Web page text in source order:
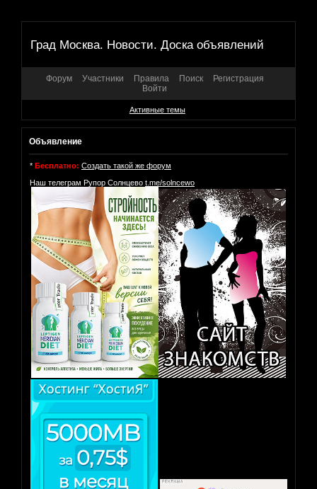
Град Москва. Новости. Доска объявлений
Форум Участники Правила Поиск
Регистрация
Войти
Активные темы
Объявление
* Бесплатно: Создать такой же форум
Наш телеграм Рупор Солнцево t.me/solncewo